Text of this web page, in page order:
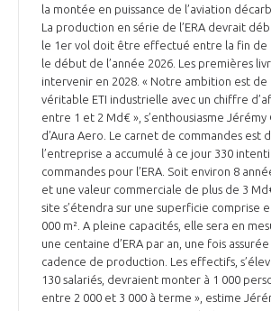
STARTAIR
COMMISSIONS ET COMITÉS
UN ÉCOSYSTÈME INTÉGRÉ ET COHÉRENT
POURQUOI DEVENIR MEMBRE ?
LA MÉDIATION DANS LA FILIÈRE AÉRONAUTIQUE
LE MÉDIATEUR DE LA FILIÈRE AÉRONAUTIQUE ET
MÉDIATION ET CHARTE D’ENGAGEMENT SUR
CLIENTS ET
LA MÉDIATION AU-DELÀ DE LA FILIÈRE
PRENDRE CONTACT AVEC LE MÉDIATEUR DE LA
LE SALON DU BOURGET
L'OBSERVATOIRE
CHIFFRES CLÉS
LES ENJEUX
COMPÉTITIVITÉ
LES PUBLICATIONS
la montée en puissance de l’aviation
La production en série de l’ERA devrait
le 1er vol doit être effectué entre la fin de
le début de l’année 2026. Les premières
intervenir en 2028. « Notre ambition est de
véritable ETI industrielle avec un chiffre
entre 1 et 2 Md€ », s’enthousiasme Jérémy
d’Aura Aero. Le carnet de commandes est
l’entreprise a accumulé à ce jour 330
commandes pour l’ERA. Soit environ 8
et une valeur commerciale de plus de 3
site s’étendra sur une superficie comprise
000 m². A pleine capacités, elle sera en
une centaine d’ERA par an, une fois
cadence de production. Les effectifs,
130 salariés, devraient monter à 1 000
entre 2 000 et 3 000 à terme », estime
Découvrez les avantages
Rencontres, salons, données
programmes ...
DEMANDE D’ADHÉSION